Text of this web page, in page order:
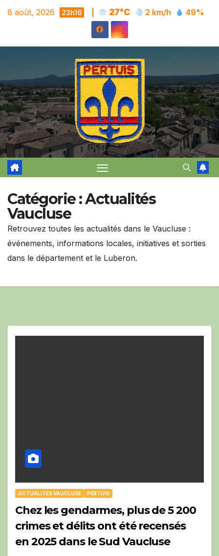
Skip
8 août, 2026 23h16 27°C 2 km/h 49%
Catégorie :Actualités
Vaucluse
Retrouvez toutes les actualités dans le Vaucluse :
événements, informations locales, initiatives et sorties
dans le département et le Luberon.
ACTUALITÉS VAUCLUSE PERTUIS
Chez les gendarmes, plus de 5 200
crimes et délits ont été recensés
en 2025 dans le Sud Vaucluse